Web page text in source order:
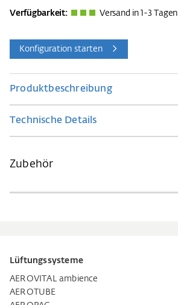
Verfügbarkeit: Versand in 1-3 Tagen
Konfiguration starten
Produktbeschreibung
Technische Details
Zubehör
Lüftungssysteme
AEROVITAL ambience
AEROTUBE